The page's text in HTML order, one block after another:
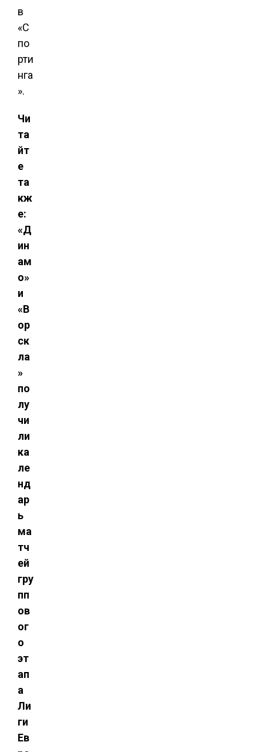
в
«С
по
рти
нга
».
Чи
та
йт
е
та
кж
е:
«Д
ин
ам
о»
и
«В
ор
ск
ла
»
по
лу
чи
ли
ка
ле
нд
ар
ь
ма
тч
ей
гру
пп
ов
ог
о
эт
ап
а
Ли
ги
Ев